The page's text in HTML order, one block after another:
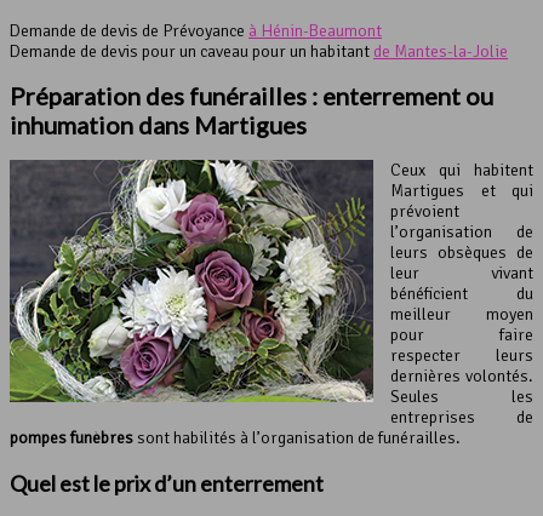
Demande de devis de Prévoyance à Hénin-Beaumont
Demande de devis pour un caveau pour un habitant de Mantes-la-Jolie
Préparation des funérailles : enterrement ou
inhumation dans Martigues
Ceux qui habitent
Martigues et qui
prévoient
l’organisation de
leurs obsèques de
leur vivant
bénéficient du
meilleur moyen
pour faire
respecter leurs
dernières volontés.
Seules les
entreprises de
pompes funèbres sont habilités à l’organisation de funérailles.
Quel est le prix d’un enterrement